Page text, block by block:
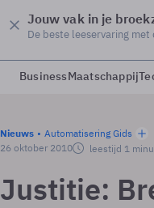
Jouw vak in je
De beste leeservaring met
BusinessMaatschappij
Nieuws
Automatisering Gids
26 oktober 2010
leestijd 1
Justitie: